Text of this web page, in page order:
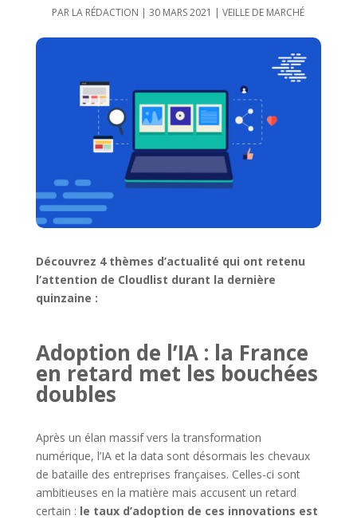
PAR LA RÉDACTION |30 MARS 2021 |VEILLE DE MARCHÉ
Découvrez 4 thèmes d’actualité qui ont retenu
l’attention de Cloudlist durant la dernière
quinzaine :
Adoption de l’IA : la France
en retard met les bouchées
doubles
Après un élan massif vers la transformation
numérique, l’IA et la data sont désormais les chevaux
de bataille des entreprises françaises. Celles-ci sont
ambitieuses en la matière mais accusent un retard
certain : le taux d’adoption de ces innovations est